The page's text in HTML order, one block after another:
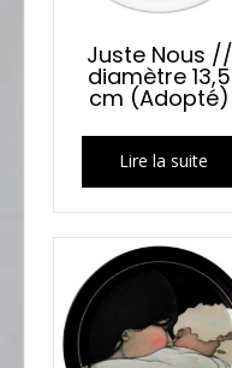
Juste Nous //
diamètre 13,5
cm (Adopté)
Lire la suite